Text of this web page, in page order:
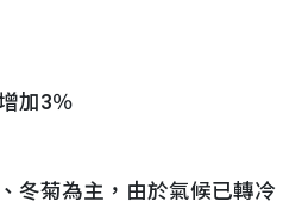
加3％
菊為主，由於氣候已轉冷